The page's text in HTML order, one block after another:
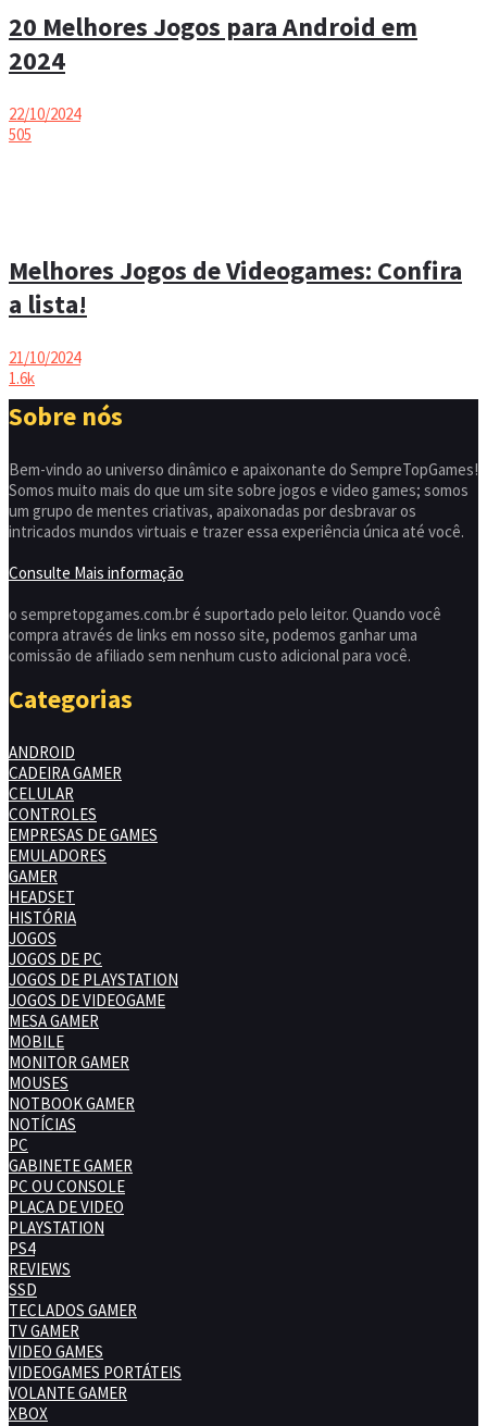
20 Melhores Jogos para Android em
2024
22/10/2024
505
Melhores Jogos de Videogames: Confira
a lista!
21/10/2024
1.6k
Sobre nós
Bem-vindo ao universo dinâmico e apaixonante do SempreTopGames!
Somos muito mais do que um site sobre jogos e video games; somos
um grupo de mentes criativas, apaixonadas por desbravar os
intricados mundos virtuais e trazer essa experiência única até você.
Consulte Mais informação
o sempretopgames.com.br é suportado pelo leitor. Quando você
compra através de links em nosso site, podemos ganhar uma
comissão de afiliado sem nenhum custo adicional para você.
Categorias
ANDROID
CADEIRA GAMER
CELULAR
CONTROLES
EMPRESAS DE GAMES
EMULADORES
GAMER
HEADSET
HISTÓRIA
JOGOS
JOGOS DE PC
JOGOS DE PLAYSTATION
JOGOS DE VIDEOGAME
MESA GAMER
MOBILE
MONITOR GAMER
MOUSES
NOTBOOK GAMER
NOTÍCIAS
PC
GABINETE GAMER
PC OU CONSOLE
PLACA DE VIDEO
PLAYSTATION
PS4
REVIEWS
SSD
TECLADOS GAMER
TV GAMER
VIDEO GAMES
VIDEOGAMES PORTÁTEIS
VOLANTE GAMER
XBOX